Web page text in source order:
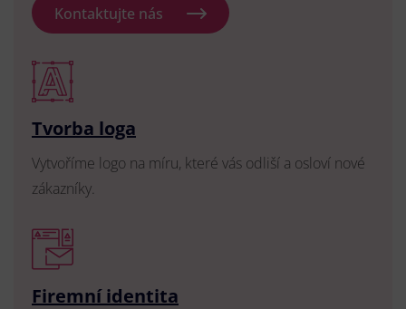
Kontaktujte nás
Tvorba loga
Vytvoříme logo na míru, které vás odliší a osloví nové
zákazníky.
Firemní identita